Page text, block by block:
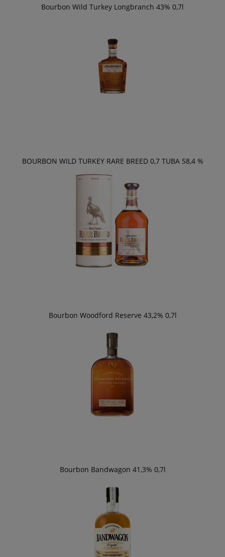
Bourbon Wild Turkey Longbranch 43% 0,7l
BOURBON WILD TURKEY RARE BREED 0,7 TUBA 58,4 %
Bourbon Woodford Reserve 43,2% 0,7l
Bourbon Bandwagon 41,3% 0,7l